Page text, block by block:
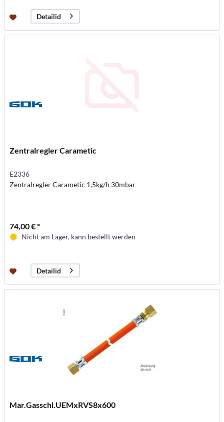
Detailid
Zentralregler Carametic
E2336
Zentralregler Carametic 1,5kg/h 30mbar
74,00 € *
Nicht am Lager, kann bestellt werden
Detailid
Mar.Gasschl.UEMxRVS8x600